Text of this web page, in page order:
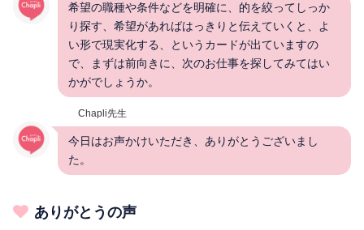
希望の職種や条件などを明確に、的を絞ってしっか
り探す、希望があればはっきりと伝えていくと、よ
い形で現実化する、というカードが出ていますの
で、まずは前向きに、次のお仕事を探してみてはい
かがでしょうか。
Chapli先生
今日はお声かけいただき、ありがとうございまし
た。
ありがとうの声